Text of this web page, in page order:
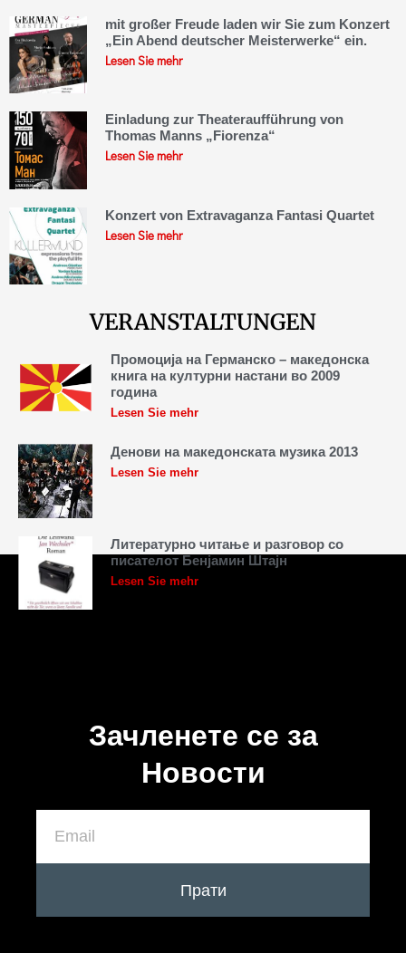
mit großer Freude laden wir Sie zum Konzert
„Ein Abend deutscher Meisterwerke“ ein.
Lesen Sie mehr
Einladung zur Theateraufführung von
Thomas Manns „Fiorenza“
Lesen Sie mehr
Konzert von Extravaganza Fantasi Quartet
Lesen Sie mehr
VERANSTALTUNGEN
Промоција на Германско – македонска
книга на културни настани во 2009
година
Lesen Sie mehr
Денови на македонската музика 2013
Lesen Sie mehr
Литературно читање и разговор со
писателот Бенјамин Штајн
Lesen Sie mehr
Зачленете се за
Новости
Прати